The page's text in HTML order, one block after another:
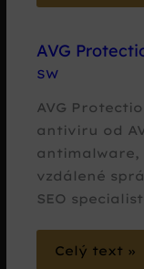
AVG
SW
AVG
antiviru od
antimalware,
vzdálené
SEO
Celý text »